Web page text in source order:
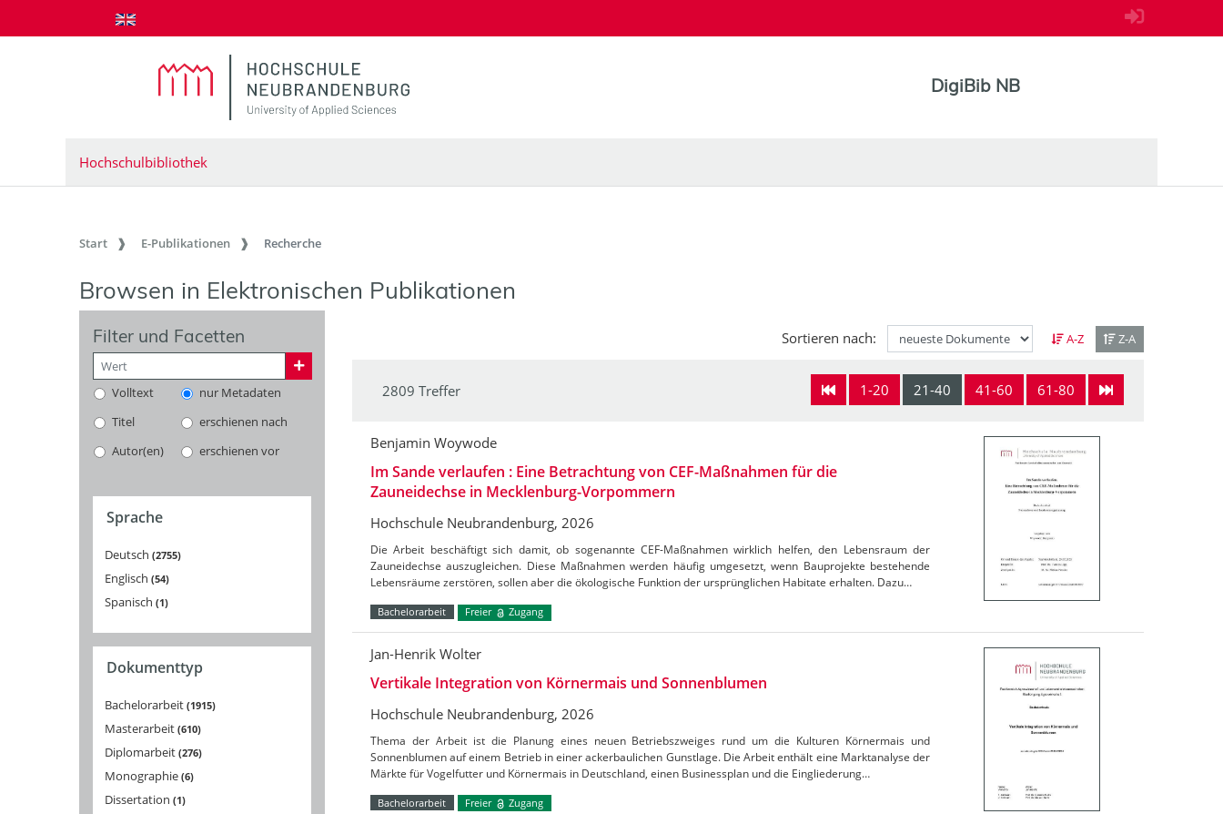
zum Inhalt springen
DigiBib NB
Hochschulbibliothek
Start E-Publikationen Recherche
Browsen in Elektronischen Publikationen
Filter und Facetten
Volltext
nur Metadaten
Titel
erschienen nach
Autor(en)
erschienen vor
Sprache
Deutsch 2755
Englisch 54
Spanisch 1
Dokumenttyp
Bachelorarbeit 1915
Masterarbeit 610
Diplomarbeit 276
Monographie 6
Dissertation 1
Sortieren nach: A-Z Z-A
1-20 21-40 41-60 61-80
2809 Treffer
Benjamin Woywode
Im Sande verlaufen : Eine Betrachtung von CEF-Maßnahmen für die
Zauneidechse in Mecklenburg-Vorpommern
Hochschule Neubrandenburg, 2026
Die Arbeit beschäftigt sich damit, ob sogenannte CEF-Maßnahmen wirklich helfen, den Lebensraum der
Zauneidechse auszugleichen. Diese Maßnahmen werden häufig umgesetzt, wenn Bauprojekte bestehende
Lebensräume zerstören, sollen aber die ökologische Funktion der ursprünglichen Habitate erhalten. Dazu…
Bachelorarbeit Freier Zugang
Jan-Henrik Wolter
Vertikale Integration von Körnermais und Sonnenblumen
Hochschule Neubrandenburg, 2026
Thema der Arbeit ist die Planung eines neuen Betriebszweiges rund um die Kulturen Körnermais und
Sonnenblumen auf einem Betrieb in einer ackerbaulichen Gunstlage. Die Arbeit enthält eine Marktanalyse der
Märkte für Vogelfutter und Körnermais in Deutschland, einen Businessplan und die Eingliederung…
Bachelorarbeit Freier Zugang